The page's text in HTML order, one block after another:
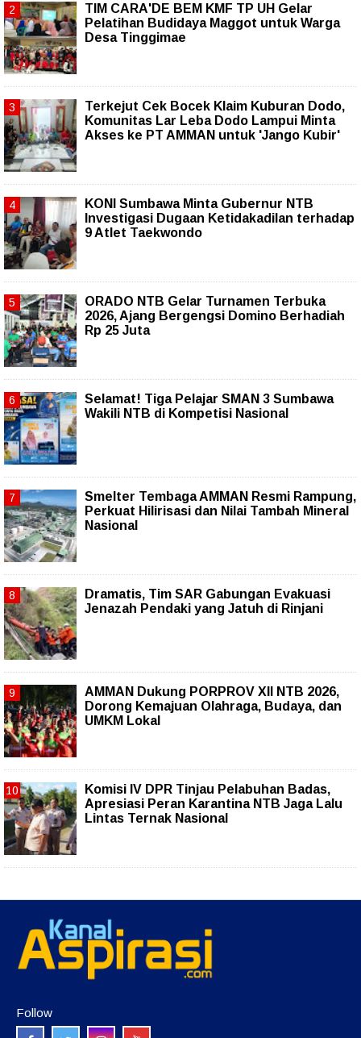
TIM CARA'DE BEM KMF TP UH Gelar
Pelatihan Budidaya Maggot untuk Warga
Desa Tinggimae
Terkejut Cek Bocek Klaim Kuburan Dodo,
Komunitas Lar Leba Dodo Lampui Minta
Akses ke PT AMMAN untuk 'Jango Kubir'
KONI Sumbawa Minta Gubernur NTB
Investigasi Dugaan Ketidakadilan terhadap
9 Atlet Taekwondo
ORADO NTB Gelar Turnamen Terbuka
2026, Ajang Bergengsi Domino Berhadiah
Rp 25 Juta
Selamat! Tiga Pelajar SMAN 3 Sumbawa
Wakili NTB di Kompetisi Nasional
Smelter Tembaga AMMAN Resmi Rampung,
Perkuat Hilirisasi dan Nilai Tambah Mineral
Nasional
Dramatis, Tim SAR Gabungan Evakuasi
Jenazah Pendaki yang Jatuh di Rinjani
AMMAN Dukung PORPROV XII NTB 2026,
Dorong Kemajuan Olahraga, Budaya, dan
UMKM Lokal
Komisi IV DPR Tinjau Pelabuhan Badas,
Apresiasi Peran Karantina NTB Jaga Lalu
Lintas Ternak Nasional
Follow